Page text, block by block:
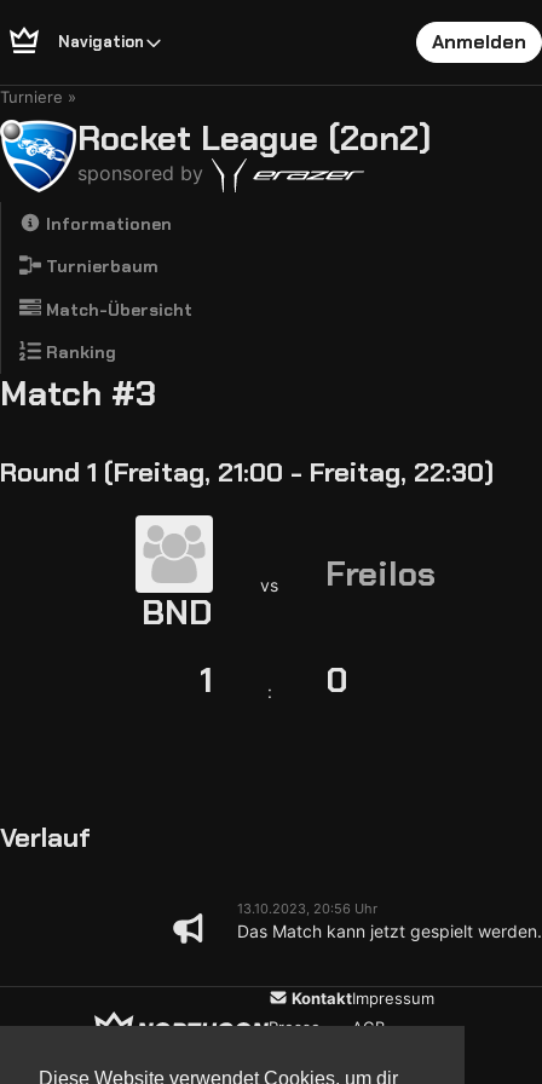
Diese Website verwendet Cookies, um dir
Navigation Anmelden
Turniere
Rocket League (2on2)
sponsored by
Informationen
Turnierbaum
Match-Übersicht
Ranking
Match #3
Round 1 (Freitag, 21:00 - Freitag, 22:30)
BND
vs Freilos
1 : 0
Verlauf
13.10.2023, 20:56 Uhr
Das Match kann jetzt gespielt werden.
Kontakt
Presse
Impressum
AGB